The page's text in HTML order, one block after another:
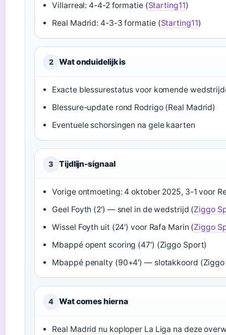
Villarreal: 4-4-2 formatie (Starting11)
Real Madrid: 4-3-3 formatie (Starting11)
2 Wat onduidelijk is
Exacte blessurestatus voor komende
Blessure-update rond Rodrigo (Real Madrid)
Eventuele schorsingen na gele kaarten
3 Tijdlijn-signaal
Vorige ontmoeting: 4 oktober 2025, 3-1 voor
Geel Foyth (2′) — snel in de wedstrijd (Ziggo
Wissel Foyth uit (24′) voor Rafa Marin (Ziggo
Mbappé opent scoring (47′) (Ziggo Sport)
Mbappé penalty (90+4′) — slotakkoord
4 Wat comes hierna
Real Madrid nu koploper La Liga na deze